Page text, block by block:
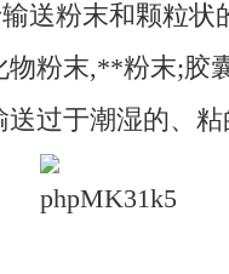
送粉末和颗粒状
物粉末,**粉末;胶
过于潮湿的、